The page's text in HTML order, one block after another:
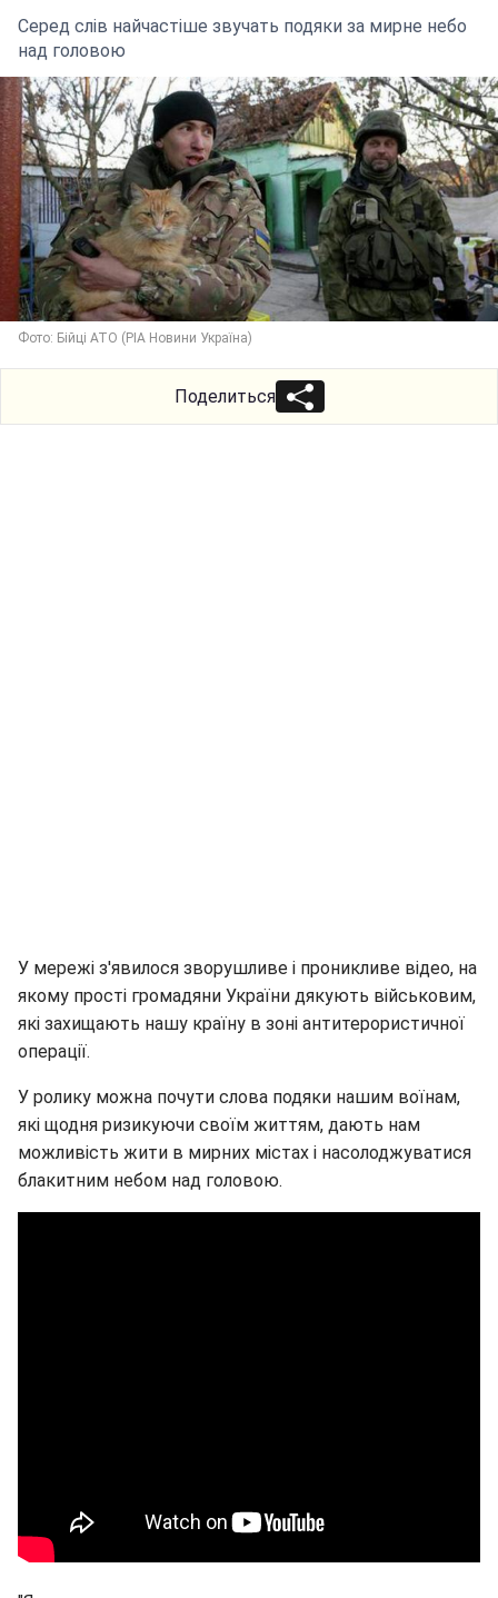
Серед слів найчастіше звучать подяки за мирне небо
над головою
Фото: Бійці АТО (РІА Новини Україна)
Поделиться
У мережі з'явилося зворушливе і проникливе відео, на
якому прості громадяни України дякують військовим,
які захищають нашу країну в зоні антитерористичної
операції.
У ролику можна почути слова подяки нашим воїнам,
які щодня ризикуючи своїм життям, дають нам
можливість жити в мирних містах і насолоджуватися
блакитним небом над головою.